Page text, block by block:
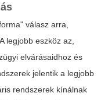
válasz arra,
. A legjobb eszköz az,
elvárásaidhoz és
jelentik a legjobb
rendszerek kínálnak